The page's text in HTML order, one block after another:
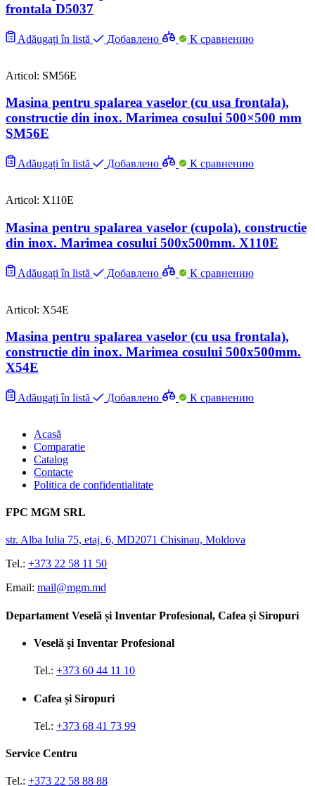
frontala D5037
Adăugați în listă Добавлено К сравнению
Articol: SM56E
Masina pentru spalarea vaselor (cu usa frontala),
constructie din inox. Marimea cosului 500×500 mm
SM56E
Adăugați în listă Добавлено К сравнению
Articol: X110E
Masina pentru spalarea vaselor (cupola), constructie
din inox. Marimea cosului 500x500mm. X110E
Adăugați în listă Добавлено К сравнению
Articol: X54E
Masina pentru spalarea vaselor (cu usa frontala),
constructie din inox. Marimea cosului 500x500mm.
X54E
Adăugați în listă Добавлено К сравнению
Acasă
Comparatie
Catalog
Contacte
Politica de confidentialitate
FPC MGM SRL
str. Alba Iulia 75, etaj. 6, MD2071 Chisinau, Moldova
Tel.: +373 22 58 11 50
Email: mail@mgm.md
Departament Veselă și Inventar Profesional, Cafea și Siropuri
Veselă și Inventar Profesional
Tel.: +373 60 44 11 10
Cafea și Siropuri
Tel.: +373 68 41 73 99
Service Centru
Tel.: +373 22 58 88 88